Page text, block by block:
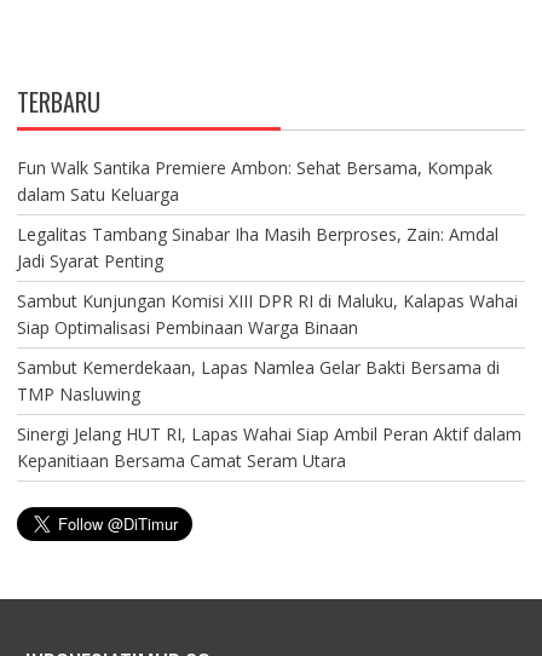
TERBARU
Fun Walk Santika Premiere Ambon: Sehat Bersama, Kompak
dalam Satu Keluarga
Legalitas Tambang Sinabar Iha Masih Berproses, Zain: Amdal
Jadi Syarat Penting
Sambut Kunjungan Komisi XIII DPR RI di Maluku, Kalapas Wahai
Siap Optimalisasi Pembinaan Warga Binaan
Sambut Kemerdekaan, Lapas Namlea Gelar Bakti Bersama di
TMP Nasluwing
Sinergi Jelang HUT RI, Lapas Wahai Siap Ambil Peran Aktif dalam
Kepanitiaan Bersama Camat Seram Utara